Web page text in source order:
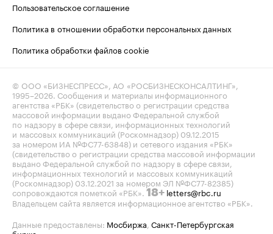
Пользовательское соглашение
Политика в отношении обработки персональных данных
Политика обработки файлов cookie
© ООО «БИЗНЕСПРЕСС», АО «РОСБИЗНЕСКОНСАЛТИНГ»,
1995–2026. Сообщения и материалы информационного
агентства «РБК» (свидетельство о регистрации средства
массовой информации выдано Федеральной службой
по надзору в сфере связи, информационных технологий
и массовых коммуникаций (Роскомнадзор) 09.12.2015
за номером ИА №ФС77-63848) и сетевого издания «РБК»
(свидетельство о регистрации средства массовой информации
выдано Федеральной службой по надзору в сфере связи,
информационных технологий и массовых коммуникаций
(Роскомнадзор) 03.12.2021 за номером ЭЛ №ФС77-82385)
сопровождаются пометкой «РБК». 18+ letters@rbc.ru
Владельцем сайта является информационное агентство «РБК».
Данные предоставлены: Мосбиржа, Санкт-Петербургская